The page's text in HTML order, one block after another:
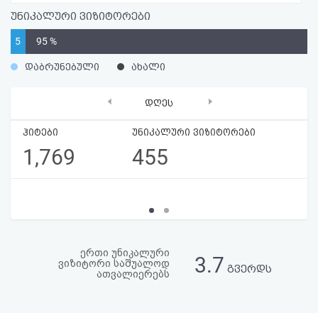
აღდგენა
HTML
სალიცენზიო
შეთანხმება
უნიკალური ვიზიტორები
5
%
95 %
დაბრუნებული ახალი
დღეს
ჰიტები
1,769
უნიკალური ვიზიტორები
455
‹ ›
ერთი უნიკალური
ვიზიტორი საშუალოდ
ათვალიერებს
3.7 გვერდს